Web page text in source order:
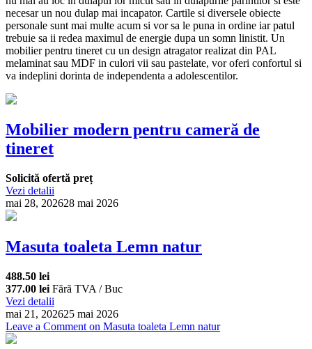
necesar un nou dulap mai incapator. Cartile si diversele obiecte
personale sunt mai multe acum si vor sa le puna in ordine iar patul
trebuie sa ii redea maximul de energie dupa un somn linistit. Un
mobilier pentru tineret cu un design atragator realizat din PAL
melaminat sau MDF in culori vii sau pastelate, vor oferi confortul si
va indeplini dorinta de independenta a adolescentilor.
Mobilier modern pentru cameră de
tineret
Solicită ofertă preț
Vezi detalii
mai 28, 202628 mai 2026
Masuta toaleta Lemn natur
488.50 lei
377.00 lei Fără TVA / Buc
Vezi detalii
mai 21, 202625 mai 2026
Leave a Comment on Masuta toaleta Lemn natur